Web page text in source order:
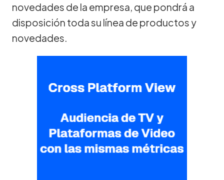
novedades de la empresa, que pondrá a
disposición toda su línea de productos y
novedades.